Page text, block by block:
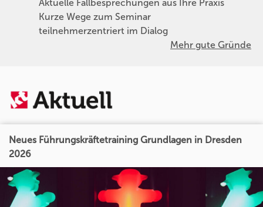
Aktuelle Fallbesprechungen aus Ihre Praxis
Kurze Wege zum Seminar
teilnehmerzentriert im Dialog
Mehr gute Gründe
Neues Führungskräftetraining Grundlagen in Dresden
2026